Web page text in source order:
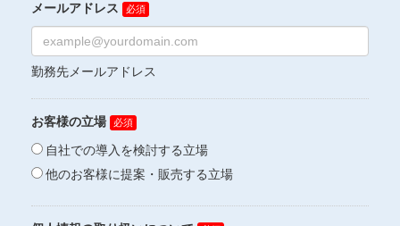
メールアドレス
勤務先メールアドレス
お客様の立場
自社での導入を検討する立場
他のお客様に提案・販売する立場